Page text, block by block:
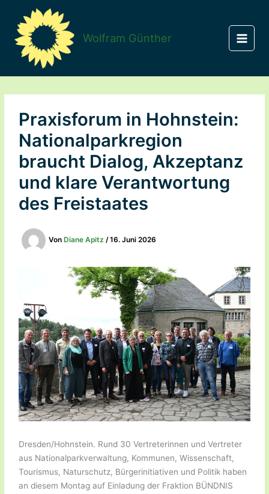
springen
Wolfram Günther
Praxisforum in Hohnstein:
Nationalparkregion
braucht Dialog, Akzeptanz
und klare Verantwortung
des Freistaates
Von Diane Apitz/16. Juni 2026
Dresden/Hohnstein. Rund 30 Vertreterinnen und Vertreter
aus Nationalparkverwaltung, Kommunen, Wissenschaft,
Tourismus, Naturschutz, Bürgerinitiativen und Politik haben
an diesem Montag auf Einladung der Fraktion BÜNDNIS